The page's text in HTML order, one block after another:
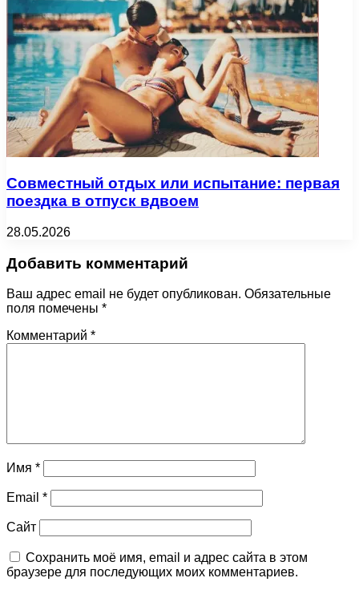
Совместный отдых или испытание: первая
поездка в отпуск вдвоем
28.05.2026
Добавить комментарий
Ваш адрес email не будет опубликован. Обязательные
поля помечены *
Комментарий *
Имя *
Email *
Сайт
Сохранить моё имя, email и адрес сайта в этом
браузере для последующих моих комментариев.